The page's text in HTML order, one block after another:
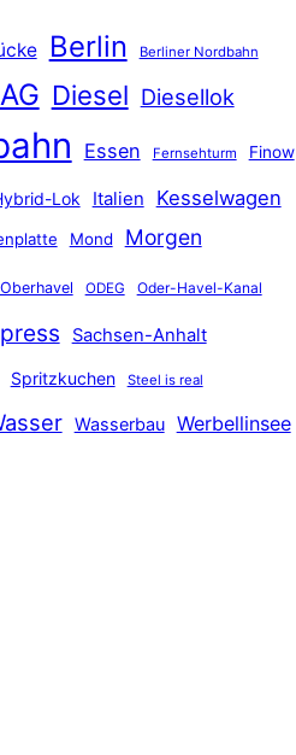
Berlin Berliner Nordbahn
Diesel Diesellok
Essen Fernsehturm Finow
Lok Italien Kesselwagen
Mond Morgen
Oberhavel ODEG Oder-Havel-Kanal
Sachsen-Anhalt
Spritzkuchen Steel is real
Wasserbau Werbellinsee